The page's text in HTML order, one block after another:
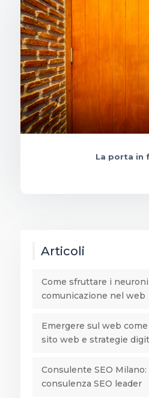
La porta in
Articoli
Come sfruttare i
comunicazione nel web
Emergere sul web come
sito web e strategie
Consulente SEO Milano:
consulenza SEO leader